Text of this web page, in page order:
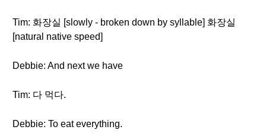
Tim: 화장실 [slowly - broken down by syllable] 화장실
[natural native speed]
Debbie: And next we have
Tim: 다 먹다.
Debbie: To eat everything.